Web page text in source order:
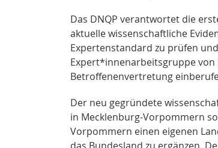
Das DNQP verantwortet die
aktuelle wissenschaftliche
Expertenstandard zu prüfen
Expert*innenarbeitsgruppe von
Betroffenenvertretung
Der neu gegründete
in Mecklenburg-Vorpommern
Vorpommern einen eigenen
das Bundesland zu ergänzen.